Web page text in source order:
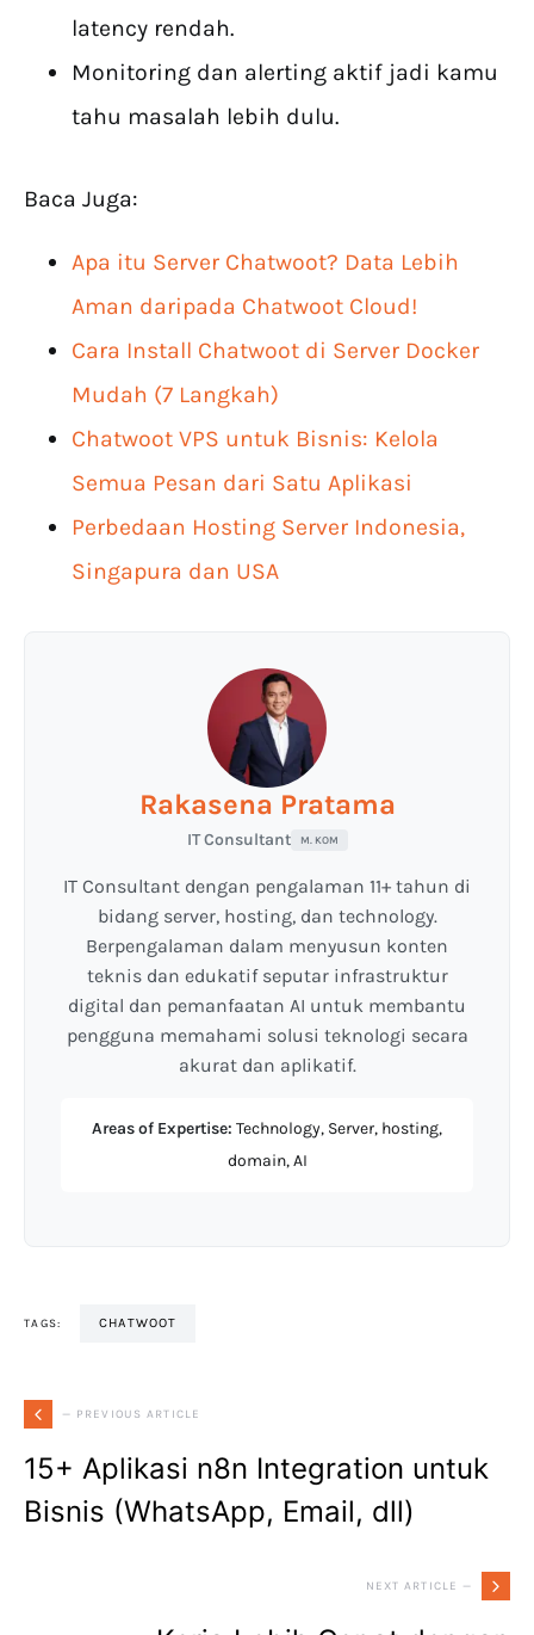
latency rendah.
Monitoring dan alerting aktif jadi kamu
tahu masalah lebih dulu.
Baca Juga:
Apa itu Server Chatwoot? Data Lebih
Aman daripada Chatwoot Cloud!
Cara Install Chatwoot di Server Docker
Mudah (7 Langkah)
Chatwoot VPS untuk Bisnis: Kelola
Semua Pesan dari Satu Aplikasi
Perbedaan Hosting Server Indonesia,
Singapura dan USA
Rakasena Pratama
IT Consultant M. KOM
IT Consultant dengan pengalaman 11+ tahun di
bidang server, hosting, dan technology.
Berpengalaman dalam menyusun konten
teknis dan edukatif seputar infrastruktur
digital dan pemanfaatan AI untuk membantu
pengguna memahami solusi teknologi secara
akurat dan aplikatif.
Areas of Expertise: Technology, Server, hosting,
domain, AI
TAGS: CHATWOOT
— PREVIOUS ARTICLE
15+ Aplikasi n8n Integration untuk
Bisnis (WhatsApp, Email, dll)
NEXT ARTICLE —